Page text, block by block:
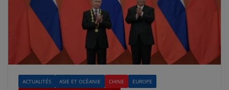
ACTUALITÉS ASIE ET OCÉANIE CHINE
EUROPE